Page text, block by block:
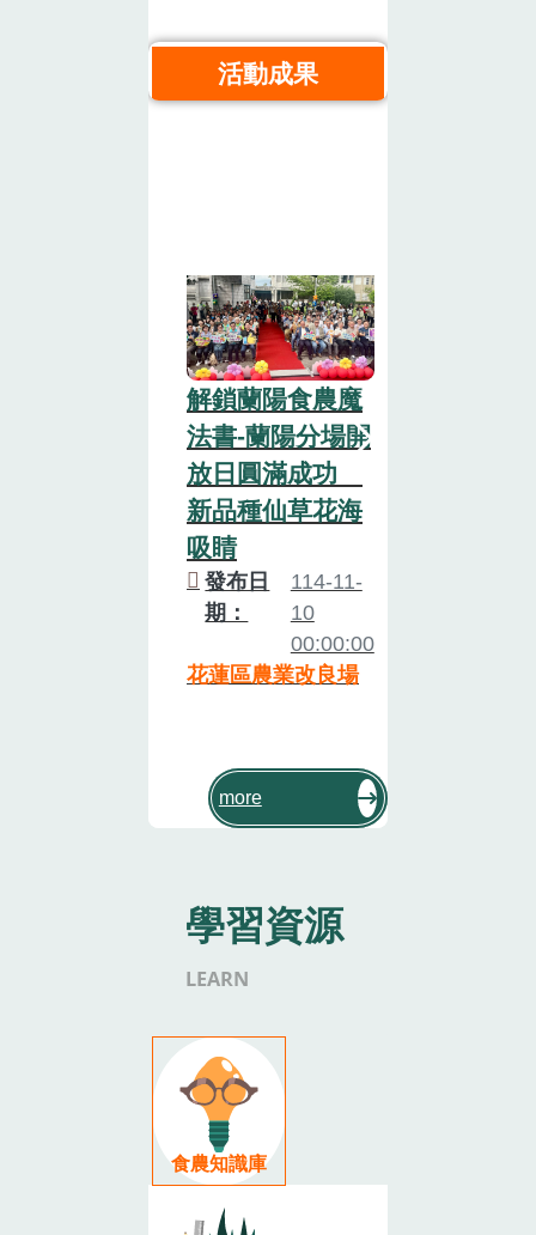
活動成果
解鎖蘭陽食農魔
法書-蘭陽分場開
放日圓滿成功
新品種仙草花海
吸睛
發布日
期：
114-11-
10
00:00:00
花蓮區農業改良場
more
學習資源
LEARN
食農知識庫